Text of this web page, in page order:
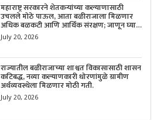
महाराष्ट्र सरकारने शेतकऱ्यांच्या कल्याणासाठी
उचलले मोठे पाऊल, आता बळीराजाला मिळणार
अधिक बळकटी आणि आर्थिक संरक्षण; जाणून घ्या
सरकारचा नवा संकल्प.
July 20, 2026
राज्यातील बळीराजाच्या शाश्वत विकासासाठी शासन
कटिबद्ध, नव्या कल्याणकारी धोरणांमुळे ग्रामीण
अर्थव्यवस्थेला मिळणार मोठी गती.
July 20, 2026